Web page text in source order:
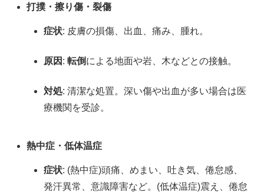
打撲・擦り傷・裂傷
症状: 皮膚の損傷、出血、痛み、腫れ。
原因 :転倒による地面や岩、木などとの接触。
対処: 清潔な処置。深い傷や出血が多い場合は医
療機関を受診。
熱中症・低体温症
症状: (熱中症)頭痛、めまい、吐き気、倦怠感、
発汗異常、意識障害など。(低体温症)震え、倦怠